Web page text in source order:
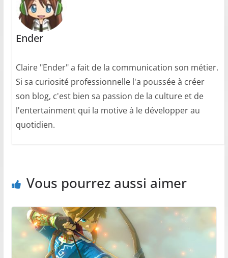
Ender
Claire "Ender" a fait de la communication son métier.
Si sa curiosité professionnelle l'a poussée à créer
son blog, c'est bien sa passion de la culture et de
l'entertainment qui la motive à le développer au
quotidien.
Vous pourrez aussi aimer